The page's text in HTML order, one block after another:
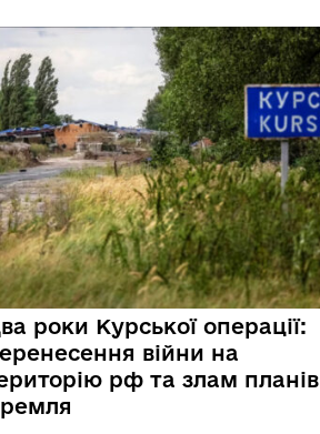
роки Курської операції:
війни на
рф та злам планів